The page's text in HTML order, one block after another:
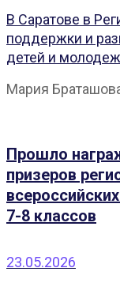
В Саратове в
поддержки и
детей и
Мария
Прошло
призеров
7-8 классов
23.05.2026